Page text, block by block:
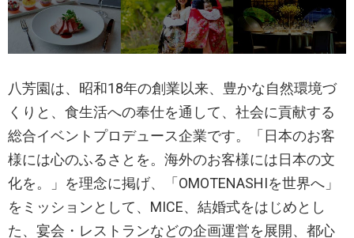
八芳園は、昭和18年の創業以来、豊かな自然環境づ
くりと、食生活への奉仕を通して、社会に貢献する
総合イベントプロデュース企業です。「日本のお客
様には心のふるさとを。海外のお客様には日本の文
化を。」を理念に掲げ、「OMOTENASHIを世界へ」
をミッションとして、MICE、結婚式をはじめとし
た、宴会・レストランなどの企画運営を展開、都心